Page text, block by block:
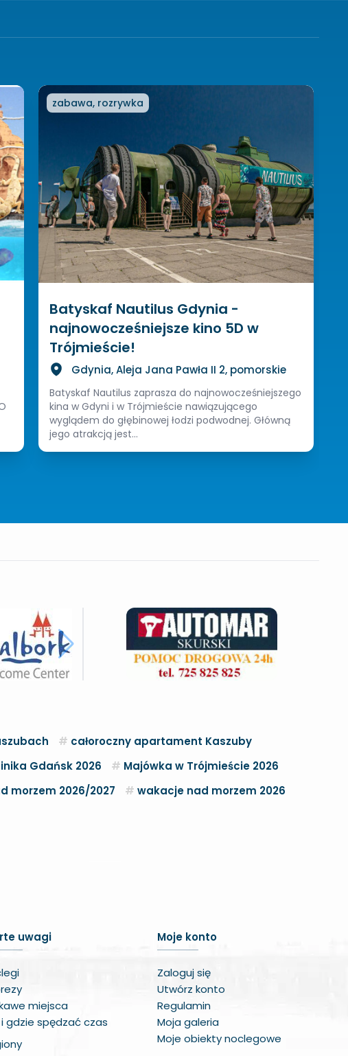
zabawa, rozrywka
Batyskaf Nautilus Gdynia -
najnowocześniejsze kino 5D w
Trójmieście!
Gdynia, Aleja Jana Pawła II 2, pomorskie
Batyskaf Nautilus zaprasza do najnowocześniejszego
kina w Gdyni i w Trójmieście nawiązującego
wyglądem do głębinowej łodzi podwodnej. Główną
jego atrakcją jest...
całoroczny apartament Kaszuby
Gdańsk 2026
Majówka w Trójmieście 2026
morzem 2026/2027
wakacje nad morzem 2026
uwagi
miejsca
gdzie spędzać czas
Moje konto
Zaloguj się
Utwórz konto
Regulamin
Moja galeria
Moje obiekty noclegowe
Zwiększ odstęp w treści
Zmniejsz odstęp w treści
Negatywne kolory
Odcienie szarości